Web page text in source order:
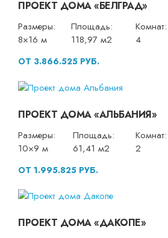
ПРОЕКТ ДОМА «БЕЛГРАД»
Размеры:
8×16 м
Площадь:
118,97 м2
Комнат:
4
ОТ 3.866.525 РУБ.
ПРОЕКТ ДОМА «АЛЬБАНИЯ»
Размеры:
10×9 м
Площадь:
61,41 м2
Комнат:
2
ОТ 1.995.825 РУБ.
ПРОЕКТ ДОМА «ДАКОПЕ»